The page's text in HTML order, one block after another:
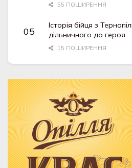
55 ПОШИРЕННЯ
Історія бійця з
дільничного до героя
15 ПОШИРЕННЯ